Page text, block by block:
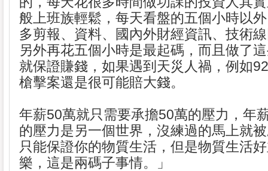
般上班族輕鬆，每天看盤的五個小時以
多剪報、資料、國內外財經資訊、技術
另外再花五個小時是最起碼，而且做了
就保證賺錢，如果遇到天災人禍，例如
槍擊案還是很可能賠大錢。
年薪50萬就只需要承擔50萬的壓力，年
的壓力是另一個世界，沒練過的馬上就
只能保證你的物質生活，但是物質生活
樂，這是兩碼子事情。」